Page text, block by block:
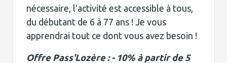
nécessaire, l'activité est accessible à tous,
du débutant de 6 à 77 ans ! Je vous
apprendrai tout ce dont vous avez besoin !
Offre Pass'Lozère : - 10% à partir de 5